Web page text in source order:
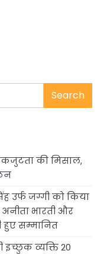
Search
की मिसाल,
उर्फ जग्गी को किया
भारती और
हुए सम्मानित
इच्छुक व्यक्ति 20